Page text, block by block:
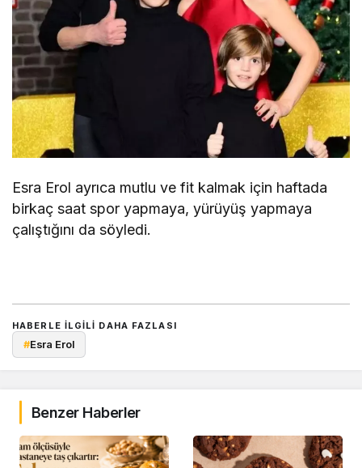
Esra Erol ayrıca mutlu ve fit kalmak için haftada
birkaç saat spor yapmaya, yürüyüş yapmaya
çalıştığını da söyledi.
HABERLE ILGILI DAHA FAZLASI
#Esra Erol
Benzer Haberler